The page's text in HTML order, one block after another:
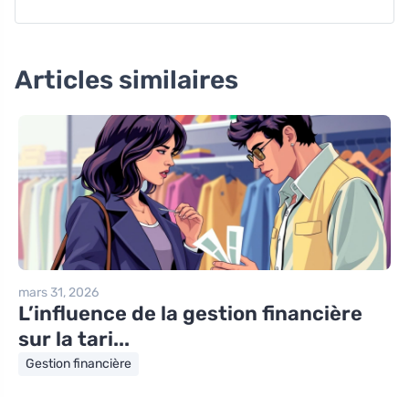
Articles similaires
mars 31, 2026
L’influence de la gestion financière
sur la tari...
Gestion financière